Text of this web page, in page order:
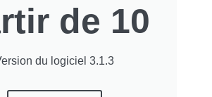
de 10
du logiciel 3.1.3